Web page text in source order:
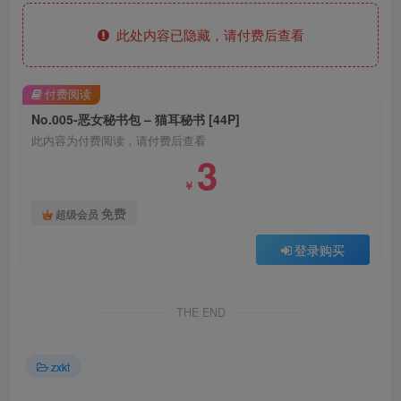
此处内容已隐藏，请付费后查看
No.005-恶女秘书包 – 猫耳秘书 [44P]
此内容为付费阅读，请付费后查看
￥ 3
超级会员 免费
登录购买
付费阅读
THE END
zxkt